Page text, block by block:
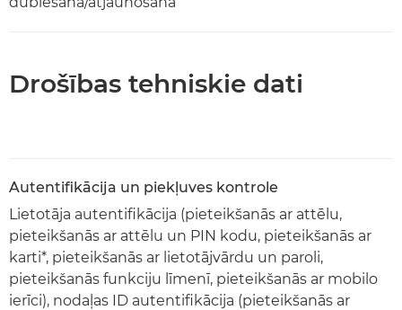
Drošības tehniskie dati
Autentifikācija un piekļuves kontrole
Lietotāja autentifikācija (pieteikšanās ar attēlu,
pieteikšanās ar attēlu un PIN kodu, pieteikšanās ar
karti*, pieteikšanās ar lietotājvārdu un paroli,
pieteikšanās funkciju līmenī, pieteikšanās ar mobilo
ierīci), nodaļas ID autentifikācija (pieteikšanās ar